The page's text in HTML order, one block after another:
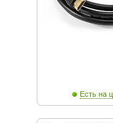
Есть на